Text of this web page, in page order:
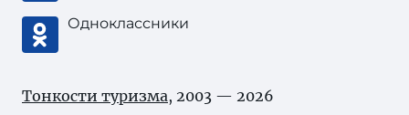
Одноклассники
Тонкости туризма, 2003 — 2026